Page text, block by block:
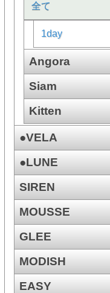
全て
1day
Angora
Siam
Kitten
●VELA
●LUNE
SIREN
MOUSSE
GLEE
MODISH
EASY